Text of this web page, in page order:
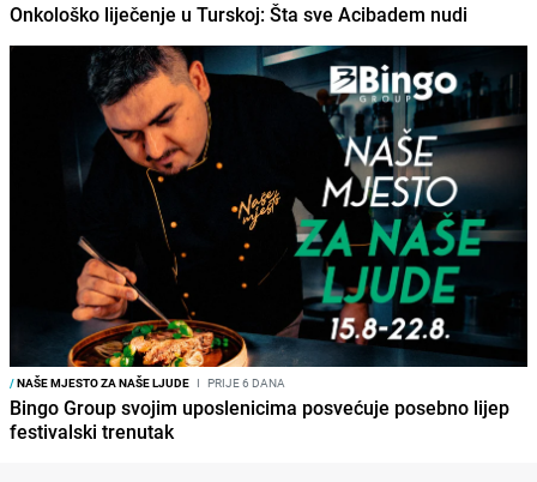
Onkološko liječenje u Turskoj: Šta sve Acibadem nudi
/NAŠE MJESTO ZA NAŠE LJUDE I PRIJE 6 DANA
Bingo Group svojim uposlenicima posvećuje posebno lijep
festivalski trenutak